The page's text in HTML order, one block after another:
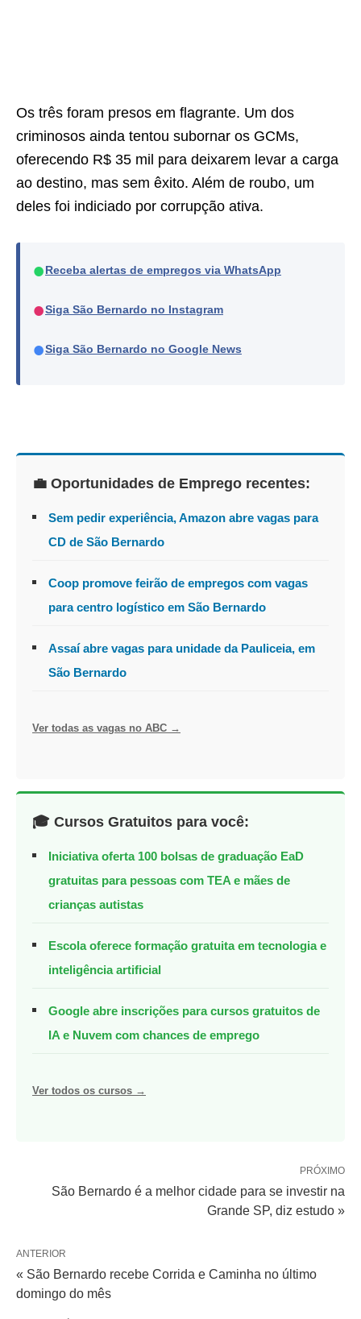
Os três foram presos em flagrante. Um dos
criminosos ainda tentou subornar os GCMs,
oferecendo R$ 35 mil para deixarem levar a carga
ao destino, mas sem êxito. Além de roubo, um
deles foi indiciado por corrupção ativa.
● Receba alertas de empregos via WhatsApp
●Siga São Bernardo no Instagram
●Siga São Bernardo no Google News
💼 Oportunidades de Emprego recentes:
Sem pedir experiência, Amazon abre vagas para
CD de São Bernardo
Coop promove feirão de empregos com vagas
para centro logístico em São Bernardo
Assaí abre vagas para unidade da Pauliceia, em
São Bernardo
Ver todas as vagas no ABC →
🎓 Cursos Gratuitos para você:
Iniciativa oferta 100 bolsas de graduação EaD
gratuitas para pessoas com TEA e mães de
crianças autistas
Escola oferece formação gratuita em tecnologia e
inteligência artificial
Google abre inscrições para cursos gratuitos de
IA e Nuvem com chances de emprego
Ver todos os cursos →
PRÓXIMO
São Bernardo é a melhor cidade para se investir na
Grande SP, diz estudo »
ANTERIOR
« São Bernardo recebe Corrida e Caminha no último
domingo do mês